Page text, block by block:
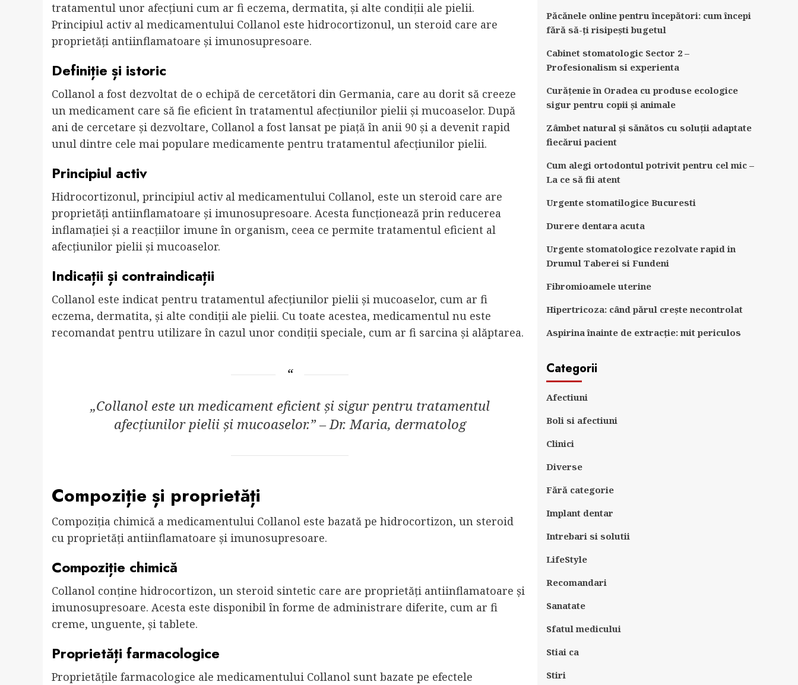
tratamentul unor afecțiuni cum ar fi eczema, dermatita, și alte condiții ale pielii.
Principiul activ al medicamentului Collanol este hidrocortizonul, un steroid care are
proprietăți antiinflamatoare și imunosupresoare.
Definiție și istoric
Collanol a fost dezvoltat de o echipă de cercetători din Germania, care au dorit să creeze
un medicament care să fie eficient în tratamentul afecțiunilor pielii și mucoaselor. După
ani de cercetare și dezvoltare, Collanol a fost lansat pe piață în anii 90 și a devenit rapid
unul dintre cele mai populare medicamente pentru tratamentul afecțiunilor pielii.
Principiul activ
Hidrocortizonul, principiul activ al medicamentului Collanol, este un steroid care are
proprietăți antiinflamatoare și imunosupresoare. Acesta funcționează prin reducerea
inflamației și a reacțiilor imune în organism, ceea ce permite tratamentul eficient al
afecțiunilor pielii și mucoaselor.
Indicații și contraindicații
Collanol este indicat pentru tratamentul afecțiunilor pielii și mucoaselor, cum ar fi
eczema, dermatita, și alte condiții ale pielii. Cu toate acestea, medicamentul nu este
recomandat pentru utilizare în cazul unor condiții speciale, cum ar fi sarcina și alăptarea.
„Collanol este un medicament eficient și sigur pentru tratamentul
afecțiunilor pielii și mucoaselor.” – Dr. Maria, dermatolog
Compoziție și proprietăți
Compoziția chimică a medicamentului Collanol este bazată pe hidrocortizon, un steroid
cu proprietăți antiinflamatoare și imunosupresoare.
Compoziție chimică
Collanol conține hidrocortizon, un steroid sintetic care are proprietăți antiinflamatoare și
imunosupresoare. Acesta este disponibil în forme de administrare diferite, cum ar fi
creme, unguente, și tablete.
Proprietăți farmacologice
Proprietățile farmacologice ale medicamentului Collanol sunt bazate pe efectele
Păcănele online pentru începători: cum începi
fără să-ți risipești bugetul
Cabinet stomatologic Sector 2 –
Profesionalism si experienta
Curățenie în Oradea cu produse ecologice
sigur pentru copii și animale
Zâmbet natural și sănătos cu soluții adaptate
fiecărui pacient
Cum alegi ortodontul potrivit pentru cel mic –
La ce să fii atent
Urgente stomatilogice Bucuresti
Durere dentara acuta
Urgente stomatologice rezolvate rapid in
Drumul Taberei si Fundeni
Fibromioamele uterine
Hipertricoza: când părul crește necontrolat
Aspirina înainte de extracție: mit periculos
Categorii
Afectiuni
Boli si afectiuni
Clinici
Diverse
Fără categorie
Implant dentar
Intrebari si solutii
LifeStyle
Recomandari
Sanatate
Sfatul medicului
Stiai ca
Stiri